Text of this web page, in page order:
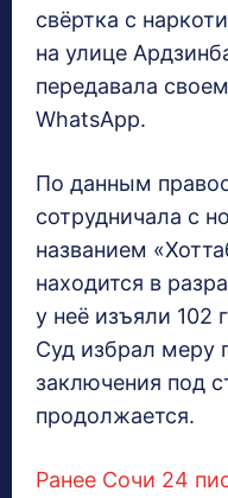
свёртка с
на улице
передавала
WhatsApp.
По данным
сотрудничала с
названием
находится в
у неё изъяли 102
Суд избрал меру
заключения под
продолжается.
Ранее Сочи 24